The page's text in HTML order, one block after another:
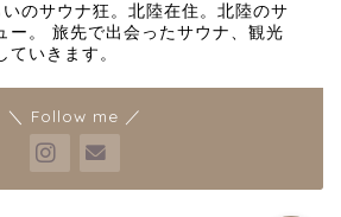
のサウナ狂。北陸在住。北陸のサ
ー。 旅先で出会ったサウナ、観光
ていきます。
＼ Follow me ／
ロフィールとブログ運営
の理念
お問い合わせ